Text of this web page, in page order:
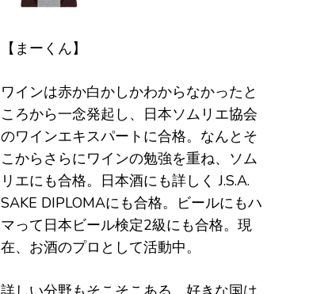
【まーくん】
ワインは赤か白かしかわからなかったと
ころから一念発起し、日本ソムリエ協会
のワインエキスパートに合格。なんとそ
こからさらにワインの勉強を重ね、ソム
リエにも合格。日本酒にも詳しく J.S.A.
SAKE DIPLOMAにも合格。ビールにもハ
マって日本ビール検定2級にも合格。現
在、お酒のプロとして活動中。